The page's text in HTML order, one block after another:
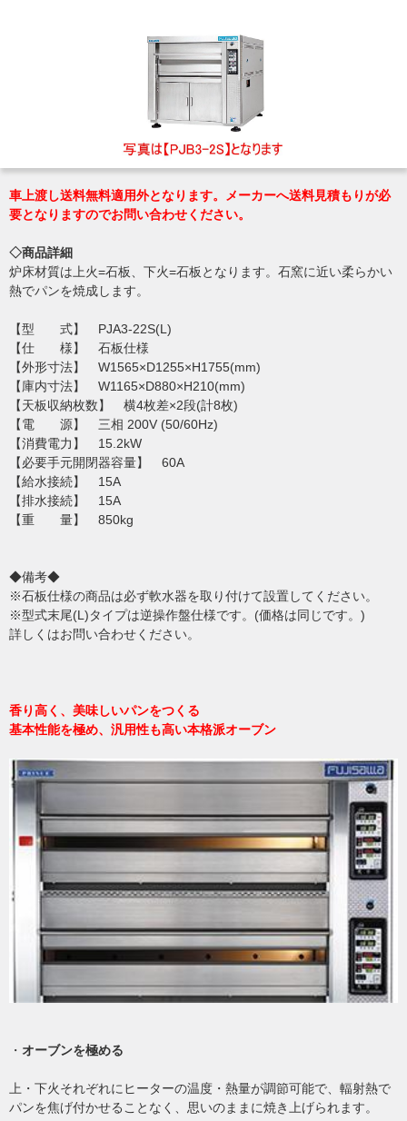
車上渡し送料無料適用外となります。メーカーへ送料見積もりが必
要となりますのでお問い合わせください。
◇商品詳細
炉床材質は上火=石板、下火=石板となります。石窯に近い柔らかい
熱でパンを焼成します。
【型 式】 PJA3-22S(L)
【仕 様】 石板仕様
【外形寸法】 W1565×D1255×H1755(mm)
【庫内寸法】 W1165×D880×H210(mm)
【天板収納枚数】 横4枚差×2段(計8枚)
【電 源】 三相 200V (50/60Hz)
【消費電力】 15.2kW
【必要手元開閉器容量】 60A
【給水接続】 15A
【排水接続】 15A
【重 量】 850kg
◆備考◆
※石板仕様の商品は必ず軟水器を取り付けて設置してください。
※型式末尾(L)タイプは逆操作盤仕様です。(価格は同じです。)
詳しくはお問い合わせください。
香り高く、美味しいパンをつくる
基本性能を極め、汎用性も高い本格派オーブン
・ オーブンを極める
上・下火それぞれにヒーターの温度・熱量が調節可能で、輻射熱で
パンを焦げ付かせることなく、思いのままに焼き上げられます。